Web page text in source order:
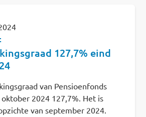
127,7% eind
van Pensioenfonds
2024 127,7%. Het is
van september 2024.